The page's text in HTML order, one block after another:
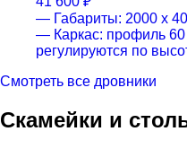
— Габариты: 2000 x
— Каркас: профиль
регулируются по
Смотреть все дровники
Скамейки и